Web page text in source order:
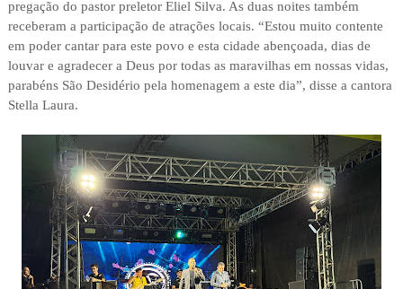
pregação do pastor preletor Eliel Silva. As duas noites também
receberam a participação de atrações locais. “Estou muito contente
em poder cantar para este povo e esta cidade abençoada, dias de
louvar e agradecer a Deus por todas as maravilhas em nossas vidas,
parabéns São Desidério pela homenagem a este dia”, disse a cantora
Stella Laura.